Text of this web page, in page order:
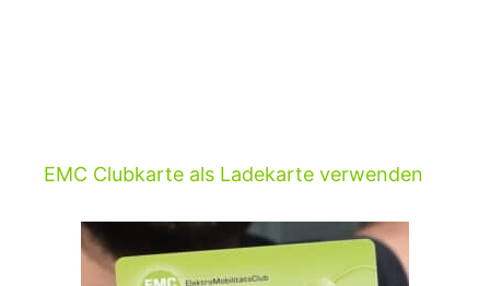
EMC Clubkarte als Ladekarte verwenden